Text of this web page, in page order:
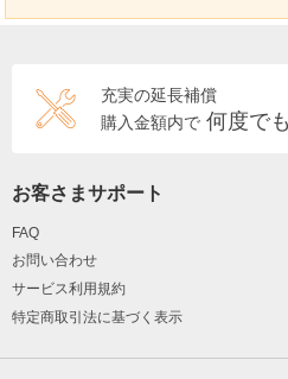
充実の延長補償
購入金額内で 何度で
お客さまサポート
FAQ
お問い合わせ
サービス利用規約
特定商取引法に基づく表示